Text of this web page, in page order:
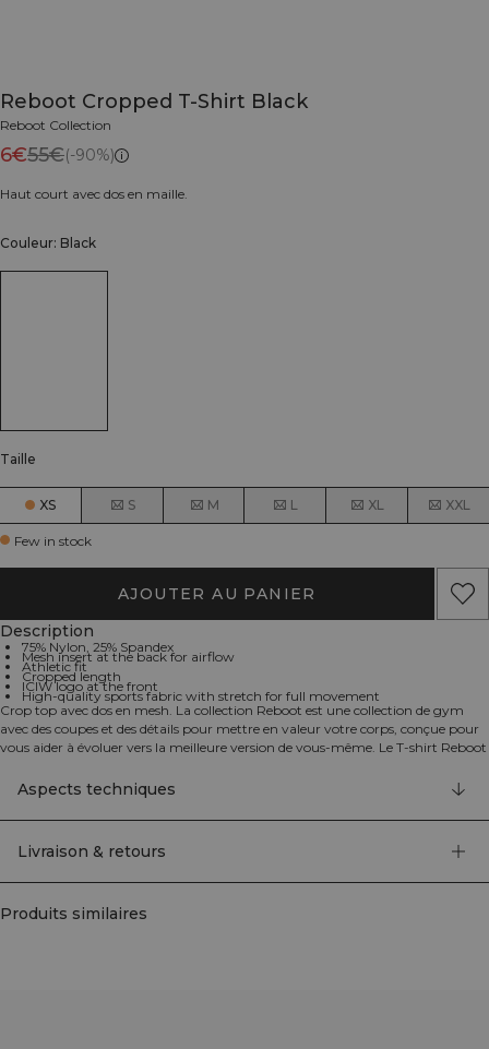
Reboot Cropped T-Shirt Black
Reboot Collection
6€55€(-90%)
Haut court avec dos en maille.
Couleur: Black
Taille
XS S M L XL XXL
Few in stock
AJOUTER AU PANIER
Description
75% Nylon, 25% Spandex
Mesh insert at the back for airflow
Athletic fit
Cropped length
ICIW logo at the front
High-quality sports fabric with stretch for full movement
Crop top avec dos en mesh. La collection Reboot est une collection de gym
avec des coupes et des détails pour mettre en valeur votre corps, conçue pour
vous aider à évoluer vers la meilleure version de vous-même. Le T-shirt Reboot
élasticité pour une liberté de mouvement totale et comporte de nombreux
détails pour sublimer votre silhouette. Panneau en mesh dans le dos pour une
meilleure circulation de l'air. 75% Nylon, 25% Elastan
Aspects techniques
Livraison & retours
Produits similaires